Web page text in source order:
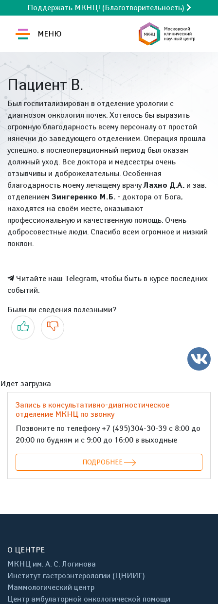
Поддержать МКНЦ! (Благотворительность)
МЕНЮ
Пациент В.
Был госпитализирован в отделение урологии с
диагнозом онкология почек. Хотелось бы выразить
огромную благодарность всему персоналу от простой
нянечки до заведующего отделением. Операция прошла
успешно, в послеоперационный период был оказан
должный уход. Все доктора и медсестры очень
отзывчивы и доброжелательны. Особенная
благодарность моему лечащему врачуЛахно Д.А. и зав.
отделением Зингеренко М.Б. - доктора от Бога,
находятся на своём месте, оказывают
профессиональную и качественную помощь. Очень
добросовестные люди. Спасибо всем огромное и низкий
поклон.
Читайте наш Telegram, чтобы быть в курсе последних
событий.
Были ли сведения полезными?
Да Нет
Идет загрузка
Запись в консультативно-диагностическое
отделение МКНЦ по звонку
Позвоните по телефону +7 (495)304-30-39 с 8:00 до
20:00 по будням и с 9:00 до 16:00 в выходные
ПОДРОБНЕЕ
О ЦЕНТРЕ
МКНЦ им. А. С. Логинова
Институт гастроэнтерологии (ЦНИИГ)
Маммологический центр
Центр амбулаторной онкологической помощи